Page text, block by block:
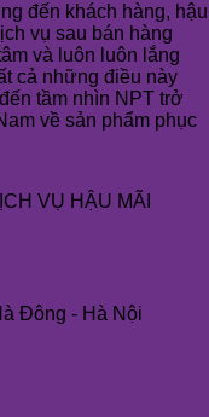
đến khách hàng, hậu
vụ sau bán hàng
và luôn luôn lắng
cả những điều này
tầm nhìn NPT trở
về sản phẩm phục
VỤ HẬU MÃI
Đông - Hà Nội